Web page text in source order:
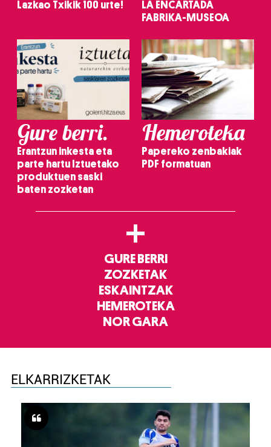
Lazkao Txikik 100 urte!
LA ENCARTADA
FABRIKA-MUSEOA
Gure berri.
Erantzun inkesta eta
parte hartu Iztuetako
produktuen saski
baten zozketan
Hemeroteka
Papereko zenbakiak
PDF formatuan
+
GURE BERRI
ZOZKETAK
ESKAINTZAK
HEMEROTEKA
NOR GARA
ELKARRIZKETAK